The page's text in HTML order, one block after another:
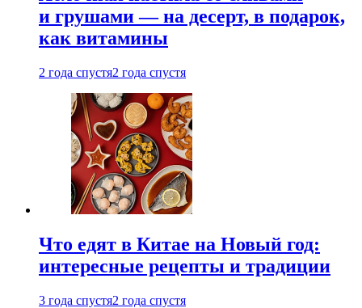
и грушами — на десерт, в подарок,
как витамины
2 года спустя2 года спустя
Что едят в Китае на Новый год:
интересные рецепты и традиции
3 года спустя2 года спустя